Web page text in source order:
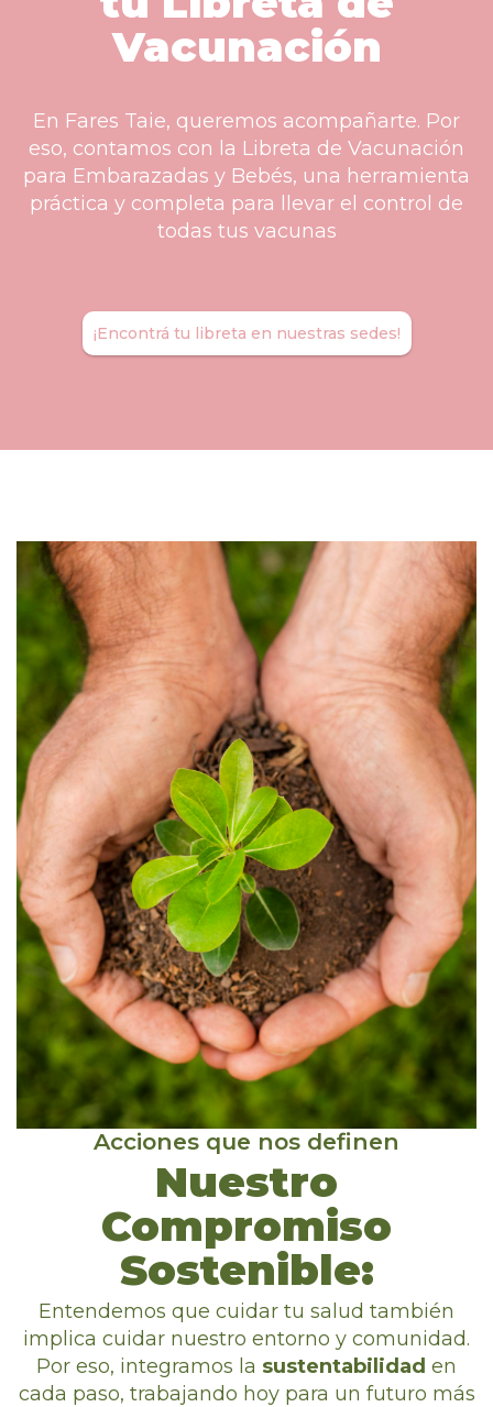
Vacunación
En Fares Taie, queremos acompañarte. Por
eso, contamos con la Libreta de Vacunación
para Embarazadas y Bebés, una herramienta
práctica y completa para llevar el control de
todas tus vacunas
¡Encontrá tu libreta en nuestras sedes!
Acciones que nos definen
Nuestro
Compromiso
Sostenible:
Entendemos que cuidar tu salud también
implica cuidar nuestro entorno y comunidad.
Por eso, integramos la sustentabilidad en
cada paso, trabajando hoy para un futuro más